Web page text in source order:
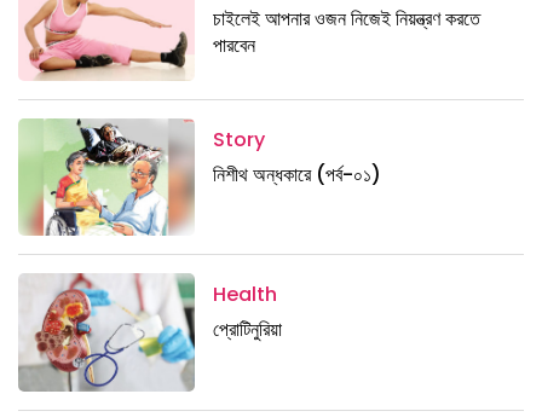
চাইলেই আপনার ওজন নিজেই নিয়ন্ত্রণ করতে
পারবেন
Story
নিশীথ অন্ধকারে (পর্ব-০১)
Health
প্রোটিনুরিয়া